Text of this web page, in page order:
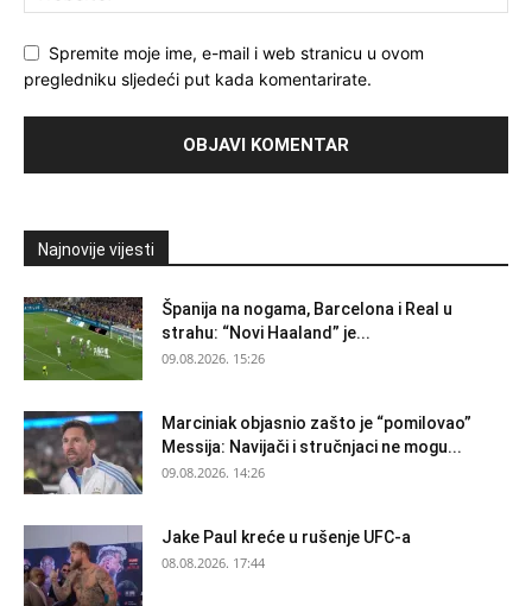
Spremite moje ime, e-mail i web stranicu u ovom
pregledniku sljedeći put kada komentarirate.
Najnovije vijesti
Španija na nogama, Barcelona i Real u
strahu: “Novi Haaland” je...
09.08.2026. 15:26
Marciniak objasnio zašto je “pomilovao”
Messija: Navijači i stručnjaci ne mogu...
09.08.2026. 14:26
Jake Paul kreće u rušenje UFC-a
08.08.2026. 17:44